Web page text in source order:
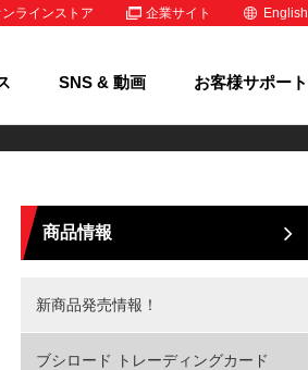
ンラインストア 企業サイト English
SNS & 動画 お客様サポート
商品情報
新商品発売情報！
ブシロード トレーディングカード